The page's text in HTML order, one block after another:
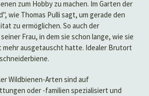
zum Hobby zu machen. Im Garten der
wie Thomas Pulli sagt, um gerade den
zu ermöglichen. So auch der
Frau, in dem sie schon lange, wie sie
mehr ausgetauscht hatte. Idealer Brutort
Wildbienen-Arten sind auf
oder -familien spezialisiert und